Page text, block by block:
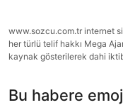
www.sozcu.com.tr internet
her türlü telif hakkı Mega
kaynak gösterilerek dahi
Bu habere